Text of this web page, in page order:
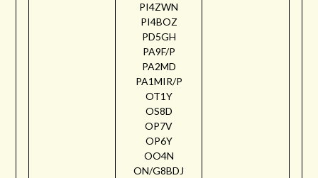
PI4ZWN
PI4BOZ
PD5GH
PA9F/P
PA2MD
PA1MIR/P
OT1Y
OS8D
OP7V
OP6Y
OO4N
ON/G8BDJ